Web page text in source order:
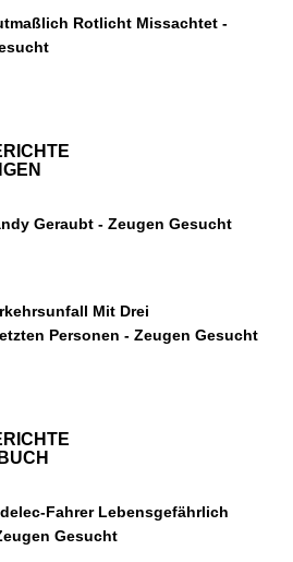
Rotlicht Missachtet -
Geraubt - Zeugen Gesucht
Mit Drei
Personen - Zeugen Gesucht
Fahrer Lebensgefährlich
Gesucht